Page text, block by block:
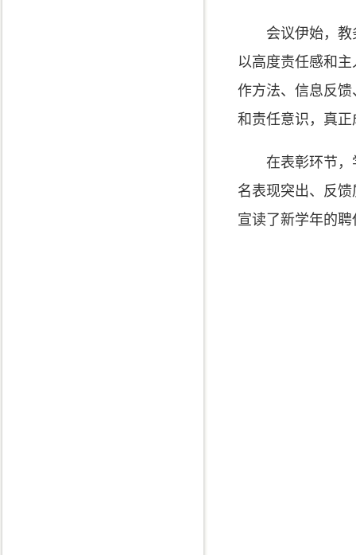
会议伊始，
以高度责任感和
作方法、信息反
和责任意识，真
在表彰环节
名表现突出、反
宣读了新学年的